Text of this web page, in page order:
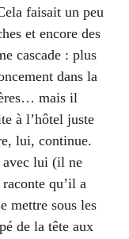
faisait un peu
et encore des
cascade : plus
dans la
mais il
à l’hôtel juste
lui, continue.
avec lui (il ne
qu’il a
mettre sous les
de la tête aux